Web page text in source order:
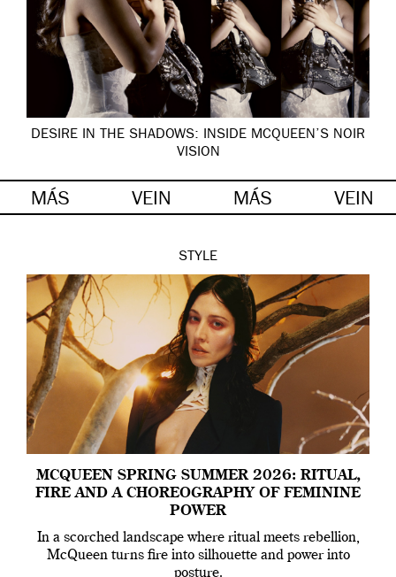
DESIRE IN THE SHADOWS: INSIDE MCQUEEN’S NOIR
VISION
MÁS VEIN MÁS VEIN
STYLE
MCQUEEN SPRING SUMMER 2026: RITUAL,
FIRE AND A CHOREOGRAPHY OF FEMININE
POWER
In a scorched landscape where ritual meets rebellion,
McQueen turns fire into silhouette and power into
posture.